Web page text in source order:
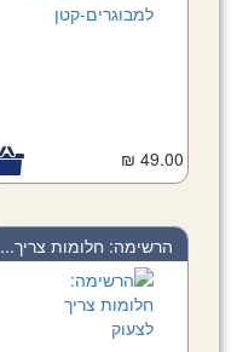
49.00 ₪
הרשימה: חלומות צריך...